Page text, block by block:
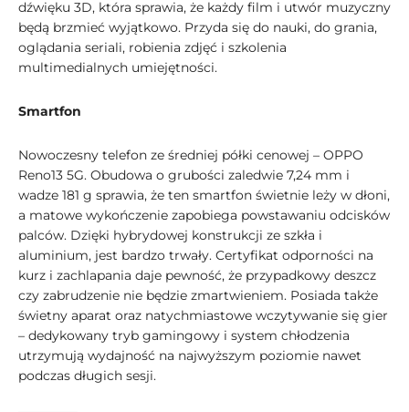
dźwięku 3D, która sprawia, że każdy film i utwór muzyczny
będą brzmieć wyjątkowo. Przyda się do nauki, do grania,
oglądania seriali, robienia zdjęć i szkolenia
multimedialnych umiejętności.
Smartfon
Nowoczesny telefon ze średniej półki cenowej – OPPO
Reno13 5G. Obudowa o grubości zaledwie 7,24 mm i
wadze 181 g sprawia, że ten smartfon świetnie leży w dłoni,
a matowe wykończenie zapobiega powstawaniu odcisków
palców. Dzięki hybrydowej konstrukcji ze szkła i
aluminium, jest bardzo trwały. Certyfikat odporności na
kurz i zachlapania daje pewność, że przypadkowy deszcz
czy zabrudzenie nie będzie zmartwieniem. Posiada także
świetny aparat oraz natychmiastowe wczytywanie się gier
– dedykowany tryb gamingowy i system chłodzenia
utrzymują wydajność na najwyższym poziomie nawet
podczas długich sesji.